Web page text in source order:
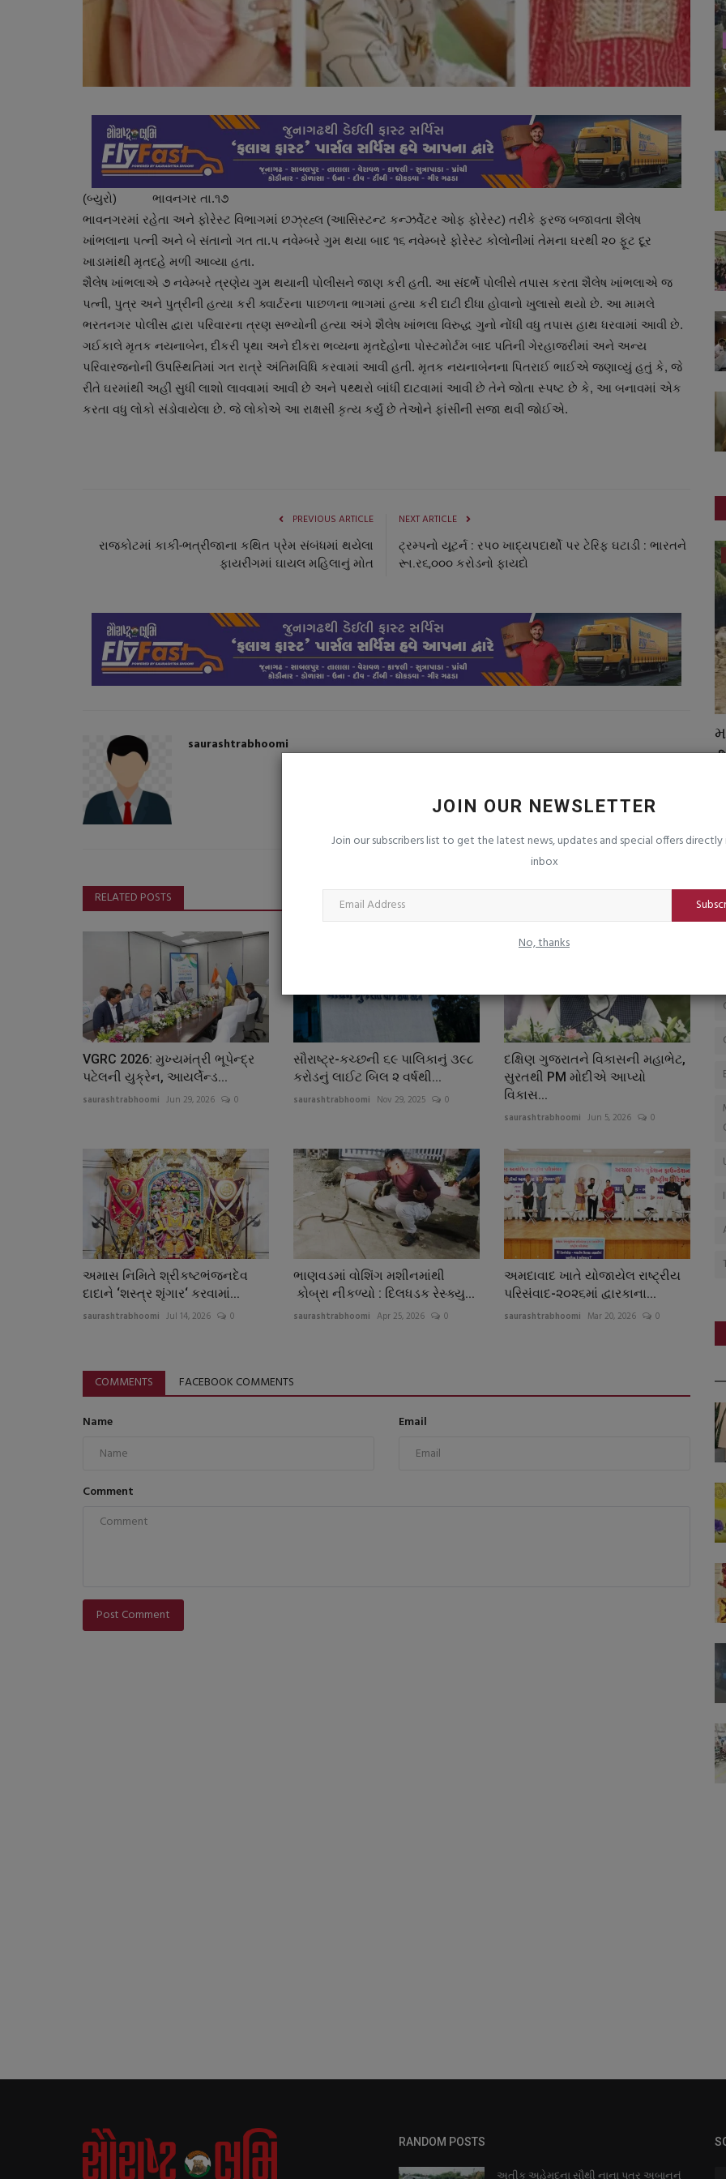
JOIN OUR NEWSLETTER
Join our subscribers list to get the latest news, updates and special offers directly
inbox
No, thanks
(બ્યુરો) ભાવનગર તા.૧૭
ભાવનગરમાં રહેતા અને ફોરેસ્ટ વિભાગમાં છઝ્રહ્લ (આસિસ્ટન્ટ કન્ઝર્વેટર ઓફ ફોરેસ્ટ) તરીકે ફરજ બજાવતા શૈલેષ
ખાંભલાના પત્ની અને બે સંતાનો ગત તા.પ નવેમ્બરે ગુમ થયા બાદ ૧૬ નવેમ્બરે ફોરેસ્ટ કોલોનીમાં તેમના ઘરથી ૨૦ ફૂટ દૂર
ખાડામાંથી મૃતદહે મળી આવ્યા હતા.
શૈલેષ ખાંભલાએ ૭ નવેમ્બરે ત્રણેય ગુમ થયાની પોલીસને જાણ કરી હતી. આ સંદર્ભે પોલીસે તપાસ કરતા શૈલેષ ખાંભલાએ જ
પત્ની, પુત્ર અને પુત્રીની હત્યા કરી ક્વાર્ટરના પાછળના ભાગમાં હત્યા કરી દાટી દીધા હોવાનો ખુલાસો થયો છે. આ મામલે
ભરતનગર પોલીસ દ્વારા પરિવારના ત્રણ સભ્યોની હત્યા અંગે શૈલેષ ખાંભલા વિરુદ્ધ ગુનો નોંધી વધુ તપાસ હાથ ધરવામાં આવી છે.
ગઈકાલે મૃતક નયનાબેન, દીકરી પૃથા અને દીકરા ભવ્યના મૃતદેહોના પોસ્ટમોર્ટમ બાદ પતિની ગેરહાજરીમાં અને અન્ય
પરિવારજનોની ઉપસ્થિતિમાં ગત રાત્રે અંતિમવિધિ કરવામાં આવી હતી. મૃતક નયનાબેનના પિતરાઈ ભાઈએ જણાવ્યું હતું કે, જે
રીતે ઘરમાંથી અહીં સુધી લાશો લાવવામાં આવી છે અને પથ્થરો બાંધી દાટવામાં આવી છે તેને જોતા સ્પષ્ટ છે કે, આ બનાવમાં એક
કરતા વધુ લોકો સંડોવાયેલા છે. જે લોકોએ આ રાક્ષસી કૃત્ય કર્યું છે તેઓને ફાંસીની સજા થવી જોઈએ.
PREVIOUS ARTICLE
રાજકોટમાં કાકી-ભત્રીજાના કથિત પ્રેમ સંબંધમાં થયેલા
ફાયરીંગમાં ઘાયલ મહિલાનું મોત
NEXT ARTICLE
ટ્રમ્પનો યૂટર્ન : રપ૦ ખાદ્યપદાર્થો પર ટેરિફ ઘટાડી : ભારતને
રૂા.ર૬,૦૦૦ કરોડનો ફાયદો
saurashtrabhoomi
RELATED POSTS
VGRC 2026: મુખ્યમંત્રી ભૂપેન્દ્ર
પટેલની યુક્રેન, આયર્લેન્ડ...
saurashtrabhoomi Jun 29, 2026 0
સૌરાષ્ટ્ર-કચ્છની ૬૯ પાલિકાનું ૩૯૮
કરોડનું લાઈટ બિલ ૨ વર્ષથી...
saurashtrabhoomi Nov 29, 2025 0
દક્ષિણ ગુજરાતને વિકાસની મહાભેટ,
સુરતથી PM મોદીએ આપ્યો
વિકાસ...
saurashtrabhoomi Jun 5, 2026 0
અમાસ નિમિતે શ્રીકષ્ટભંજનદેવ
દાદાને ‘શસ્ત્ર શૃંગાર‘ કરવામાં...
saurashtrabhoomi Jul 14, 2026 0
ભાણવડમાં વોશિંગ મશીનમાંથી
કોબ્રા નીકળ્યો : દિલધડક રેસ્ક્યુ...
saurashtrabhoomi Apr 25, 2026 0
અમદાવાદ ખાતે યોજાયેલ રાષ્ટ્રીય
પરિસંવાદ-૨૦૨૬માં દ્વારકાના...
saurashtrabhoomi Mar 20, 2026 0
COMMENTS FACEBOOK COMMENTS
Name Email
Comment
Post Comment
રાષ્ટ્રીય
મોબાઈલ નેટવર્ક ઠપ્પ થઈ જશે તો
કંપનીઓએ ગ્રાહકોને વળતર ચુકવવું...
saurashtrabhoomi
ગુજરાત
જજને પ્રમોશન :...
RANDOM POSTS
અતીક અહેમદના સૌથી નાના પુત્ર અબાનનું